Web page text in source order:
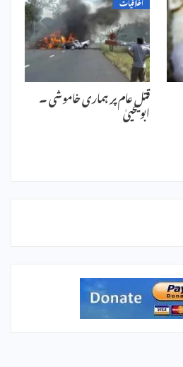
قتل عام پر ہماری خاموشی ۔
ابویحییٰ